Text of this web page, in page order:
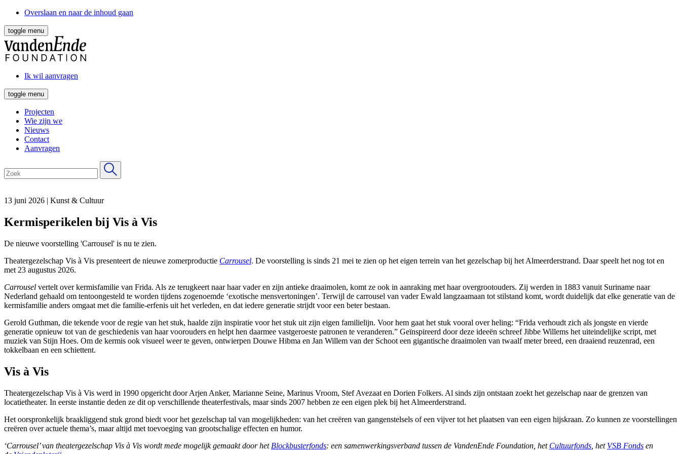
Overslaan en naar de inhoud gaan
toggle menu
Ik wil aanvragen
toggle menu
Projecten
Wie zijn we
Nieuws
Contact
Aanvragen
13 juni 2026 | Kunst & Cultuur
Kermis­perikelen bij Vis à Vis
De nieuwe voorstelling 'Carrousel' is nu te zien.
Theatergezelschap Vis à Vis presenteert de nieuwe zomerproductie Carrousel. De voorstelling is sinds 21 mei te zien op het eigen terrein van het gezelschap bij het Almeerderstrand. Daar speelt het nog tot en
met 23 augustus 2026.
Carrousel vertelt over kermisfamilie van Frida. Als ze terugkeert naar haar vader en zijn antieke draaimolen, komt ze ook in aanraking met haar overgrootouders. Zij werden in 1883 vanuit Suriname naar
Nederland gehaald om tentoongesteld te worden tijdens zogenoemde ‘exotische mensvertoningen’. Terwijl de carrousel van vader Ewald langzaamaan tot stilstand komt, wordt duidelijk dat elke generatie van de
kermisfamilie anders omgaat met die familie-erfenis uit het verleden, en dat iedere generatie strijdt voor een beter bestaan.
Gerold Guthman, die tekende voor de regie van het stuk, haalde zijn inspiratie voor het stuk uit zijn eigen familielijn. Voor hem gaat het stuk vooral over heling: “Frida verhoudt zich als jongste en vierde
generatie opnieuw tot van de geschiedenis van haar voorouders en helpt hen daarmee vastgeroeste patronen te veranderen.” Geïnspireerd door deze ideeën schreef Jibbe Willems het uiteindelijke script, met
muziek van Stijn Hoes. Om de kermis ook visueel weer te geven, ontwierpen Douwe Hibma en Jan Willem van der Schoot een gigantische draaimolen van twaalf meter breed, een draaiend reuzenrad, een
tokkelbaan en een schiettent.
Vis à Vis
Theatergezelschap Vis à Vis werd in 1990 opgericht door Arjen Anker, Marianne Seine, Marinus Vroom, Stef Avezaat en Dorien Folkers. Al sinds zijn ontstaan zoekt het gezelschap naar de grenzen van
locatietheater. In eerste instantie deden ze dit op verschillende theaterfestivals, maar sinds 2007 hebben ze een eigen plek bij het Almeerderstrand.
Het oorspronkelijk braakliggend stuk grond biedt voor het gezelschap tal van mogelijkheden: van het creëren van gangenstelsels of een vijver tot het plaatsen van een eigen hijskraan. Zo kunnen ze voorstellingen
creëren over actuele thema’s, maar altijd met toevoeging van grootschalige effecten en humor.
‘Carrousel’ van theatergezelschap Vis à Vis wordt mede mogelijk gemaakt door het Blockbusterfonds: een samenwerkingsverband tussen de VandenEnde Foundation, het Cultuurfonds , het VSB Fonds en